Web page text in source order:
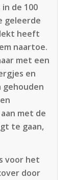
de 100
geleerde
heeft
naartoe.
met een
en
gehouden
met de
te gaan,
voor het
door